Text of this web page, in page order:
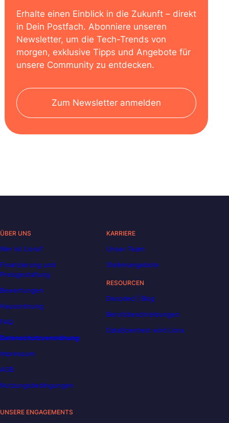
Erhalte einen Einblick in die Zukunft – direkt
in Dein Postfach. Abonniere unseren
Newsletter, um die Tech-Trends von
morgen, exklusive Tipps und Angebote für
unsere Community zu entdecken.
Zum Newsletter anmelden
ÜBER UNS
Wer ist Liora?
Finanzierung und
Preisgestaltung
Bewertungen
Hausordnung
FAQ
Datenschutzverordnung
Impressum
AGB
Nutzungsbedingungen
KARRIERE
Unser Team
Stellenangebote
RESOURCEN
Decoded | Blog
Berufsbeschreibungen
DataScientest wird Liora
UNSERE ENGAGEMENTS